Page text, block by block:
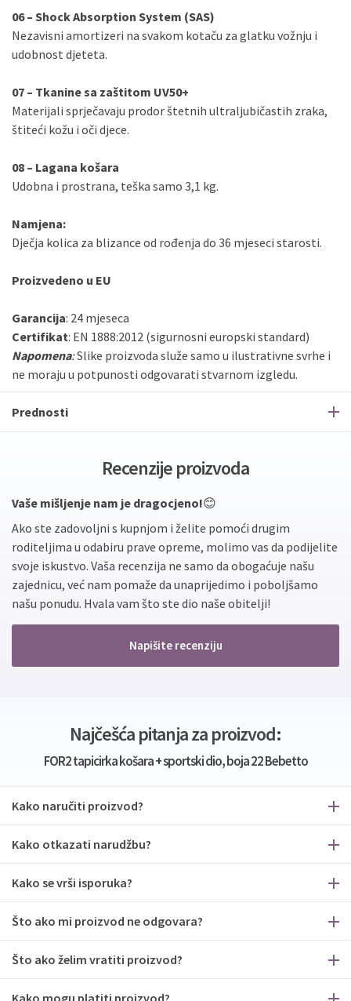
06 – Shock Absorption System (SAS)
Nezavisni amortizeri na svakom kotaču za glatku vožnju i
udobnost djeteta.
07 – Tkanine sa zaštitom UV50+
Materijali sprječavaju prodor štetnih ultraljubičastih zraka,
štiteći kožu i oči djece.
08 – Lagana košara
Udobna i prostrana, teška samo 3,1 kg.
Namjena:
Dječja kolica za blizance od rođenja do 36 mjeseci starosti.
Proizvedeno u EU
Garancija: 24 mjeseca
Certifikat: EN 1888:2012 (sigurnosni europski standard)
Napomena:Slike proizvoda služe samo u ilustrativne svrhe i
ne moraju u potpunosti odgovarati stvarnom izgledu.
Prednosti
Recenzije proizvoda
Vaše mišljenje nam je dragocjeno!😊
Ako ste zadovoljni s kupnjom i želite pomoći drugim
roditeljima u odabiru prave opreme, molimo vas da podijelite
svoje iskustvo. Vaša recenzija ne samo da obogaćuje našu
zajednicu, već nam pomaže da unaprijedimo i poboljšamo
našu ponudu. Hvala vam što ste dio naše obitelji!
Napišite recenziju
Najčešća pitanja za proizvod:
FOR2 tapicirka košara + sportski dio, boja 22 Bebetto
Kako naručiti proizvod?
Kako otkazati narudžbu?
Kako se vrši isporuka?
Što ako mi proizvod ne odgovara?
Što ako želim vratiti proizvod?
Kako mogu platiti proizvod?